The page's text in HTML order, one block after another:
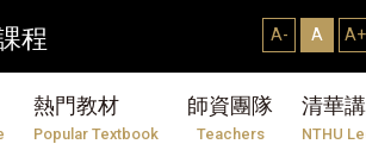
程 A- A A+
熱門教材
Popular Textbook
師資團隊
Teachers
清華
NTHU